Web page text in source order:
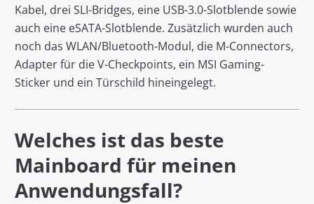
Kabel, drei SLI-Bridges, eine USB-3.0-Slotblende sowie
auch eine eSATA-Slotblende. Zusätzlich wurden auch
noch das WLAN/Bluetooth-Modul, die M-Connectors,
Adapter für die V-Checkpoints, ein MSI Gaming-
Sticker und ein Türschild hineingelegt.
Welches ist das beste
Mainboard für meinen
Anwendungsfall?